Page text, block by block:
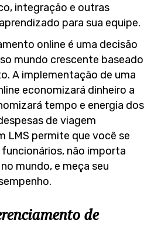
integração e outras
para sua equipe.
online é uma decisão
mundo crescente baseado
A implementação de uma
economizará dinheiro a
tempo e energia dos
de viagem
LMS permite que você se
não importa
mundo, e meça seu
de